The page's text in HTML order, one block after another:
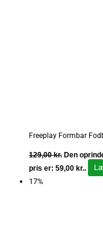
Freeplay Formbar
129,00kr. Den
pris er: 59,00 kr..
17%